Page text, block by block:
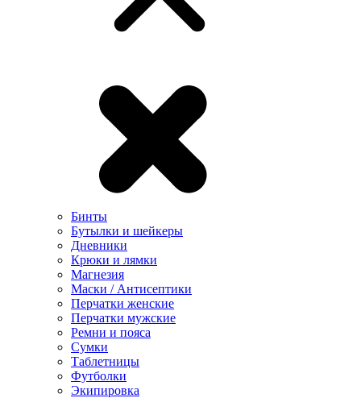
Бинты
Бутылки и шейкеры
Дневники
Крюки и лямки
Магнезия
Маски / Антисептики
Перчатки женские
Перчатки мужские
Ремни и пояса
Сумки
Таблетницы
Футболки
Экипировка